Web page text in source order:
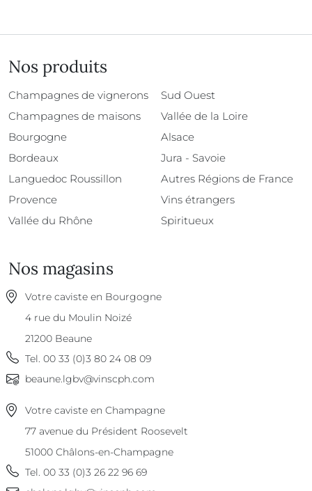
Nos produits
Champagnes de vignerons
Champagnes de maisons
Bourgogne
Bordeaux
Languedoc Roussillon
Provence
Vallée du Rhône
Sud Ouest
Vallée de la Loire
Alsace
Jura - Savoie
Autres Régions de France
Vins étrangers
Spiritueux
Nos magasins
Votre caviste en Bourgogne
4 rue du Moulin Noizé
21200 Beaune
Tel. 00 33 (0)3 80 24 08 09
beaune.lgbv@vinscph.com
Votre caviste en Champagne
77 avenue du Président Roosevelt
51000 Châlons-en-Champagne
Tel. 00 33 (0)3 26 22 96 69